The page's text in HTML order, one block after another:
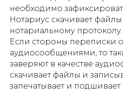
необходимо
Нотариус скачивает
нотариальному протоколу.
Если стороны переписки
аудиосообщениями, то
заверяют в качестве
скачивает файлы и
запечатывает и